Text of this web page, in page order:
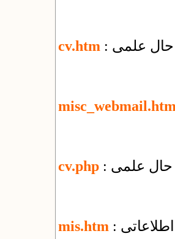
cv.htm حال علمی
misc_webmail.htm
cv.php حال علمی
mis.htm